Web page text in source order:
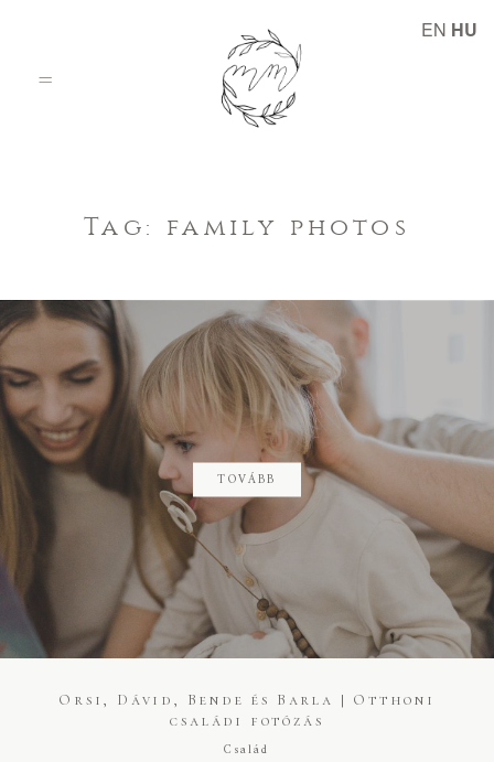
Kezdőlap
Történetek
Rólam
Kapcsolat
Árak
Fotó + Film
Tag: family photos
TOVÁBB
Orsi, Dávid, Bende és Barla | Otthoni
családi fotózás
Család
EN HU